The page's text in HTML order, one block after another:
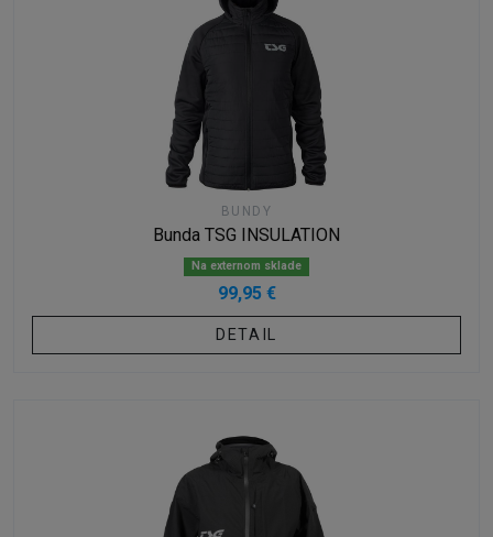
BUNDY
Bunda TSG INSULATION
Na externom sklade
99,95 €
DETAIL